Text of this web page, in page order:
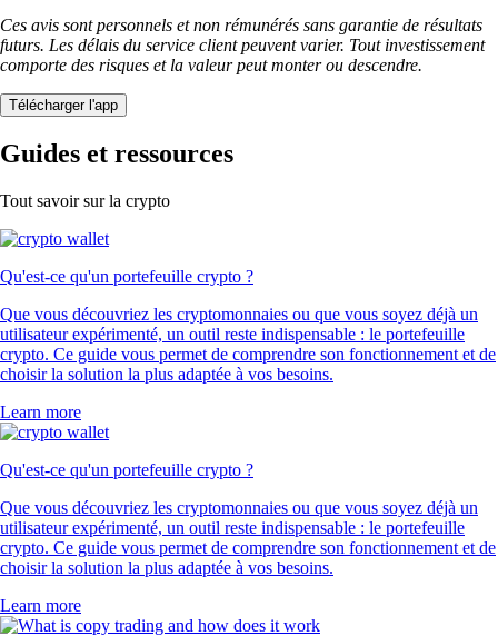
Ces avis sont personnels et non rémunérés sans garantie de résultats
futurs. Les délais du service client peuvent varier. Tout investissement
comporte des risques et la valeur peut monter ou descendre.
Télécharger l'app
Guides et ressources
Tout savoir sur la crypto
Qu'est-ce qu'un portefeuille crypto ?
Que vous découvriez les cryptomonnaies ou que vous soyez déjà un
utilisateur expérimenté, un outil reste indispensable : le portefeuille
crypto. Ce guide vous permet de comprendre son fonctionnement et de
choisir la solution la plus adaptée à vos besoins.
Learn more
Qu'est-ce qu'un portefeuille crypto ?
Que vous découvriez les cryptomonnaies ou que vous soyez déjà un
utilisateur expérimenté, un outil reste indispensable : le portefeuille
crypto. Ce guide vous permet de comprendre son fonctionnement et de
choisir la solution la plus adaptée à vos besoins.
Learn more